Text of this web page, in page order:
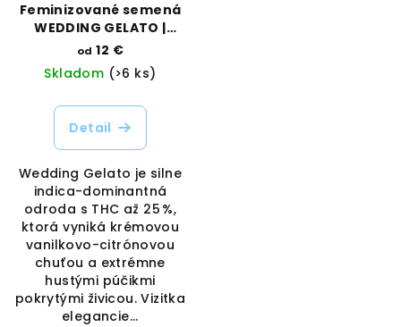
Feminizované semená
WEDDING GELATO |
RAMA SEEDS
od 12 €
Skladom (>6 ks)
Detail
Wedding Gelato je silne
indica-dominantná
odroda s THC až 25 %,
ktorá vyniká krémovou
vanilkovo-citrónovou
chuťou a extrémne
hustými púčikmi
pokrytými živicou. Vizitka
elegancie...